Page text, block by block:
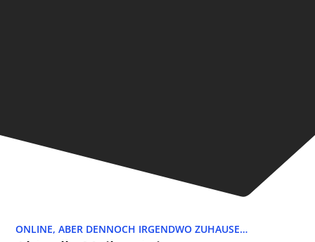
ONLINE, ABER DENNOCH IRGENDWO ZUHAUSE…